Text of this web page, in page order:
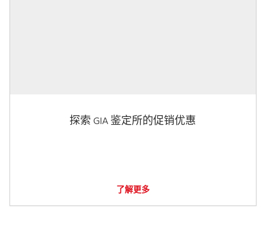
探索 GIA 鉴定所的促销优惠
了解更多